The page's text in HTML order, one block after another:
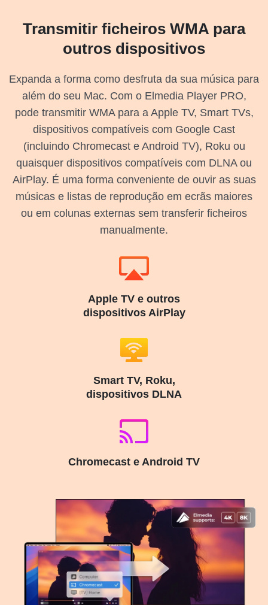
Transmitir ficheiros WMA para
outros dispositivos
Expanda a forma como desfruta da sua música para
além do seu Mac. Com o Elmedia Player PRO,
pode transmitir WMA para a Apple TV, Smart TVs,
dispositivos compatíveis com Google Cast
(incluindo Chromecast e Android TV), Roku ou
quaisquer dispositivos compatíveis com DLNA ou
AirPlay. É uma forma conveniente de ouvir as suas
músicas e listas de reprodução em ecrãs maiores
ou em colunas externas sem transferir ficheiros
manualmente.
Apple TV e outros
dispositivos AirPlay
Smart TV, Roku,
dispositivos DLNA
Chromecast e Android TV